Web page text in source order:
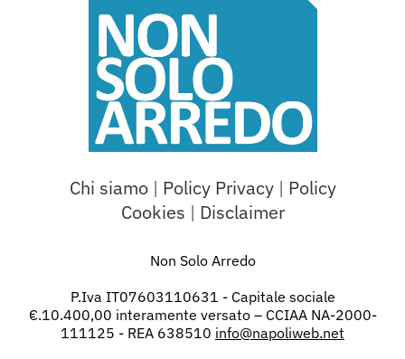
Chi siamo| Policy Privacy| Policy
Cookies | Disclaimer
Non Solo Arredo
P.Iva IT07603110631 - Capitale sociale
€.10.400,00 interamente versato – CCIAA NA-2000-
111125 - REA 638510 info@napoliweb.net